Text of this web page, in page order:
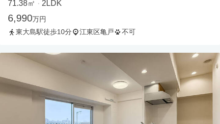
71.38㎡ ・ 2LDK
6,990万円
東大島駅徒歩10分
江東区亀戸 不可